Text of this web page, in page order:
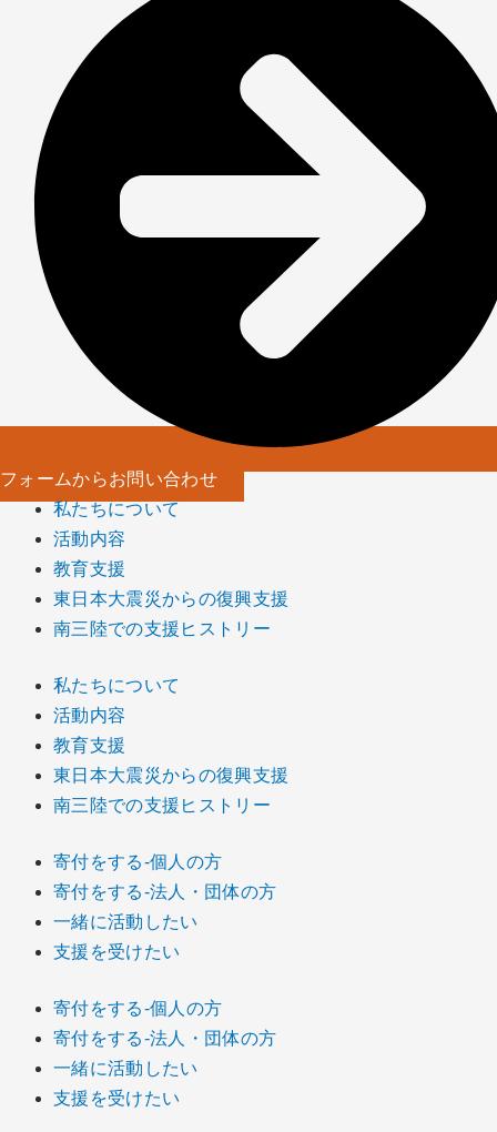
フォームからお問い合わせ
私たちについて
活動内容
教育支援
東日本大震災からの復興支援
南三陸での支援ヒストリー
私たちについて
活動内容
教育支援
東日本大震災からの復興支援
南三陸での支援ヒストリー
寄付をする-個人の方
寄付をする-法人・団体の方
一緒に活動したい
支援を受けたい
寄付をする-個人の方
寄付をする-法人・団体の方
一緒に活動したい
支援を受けたい